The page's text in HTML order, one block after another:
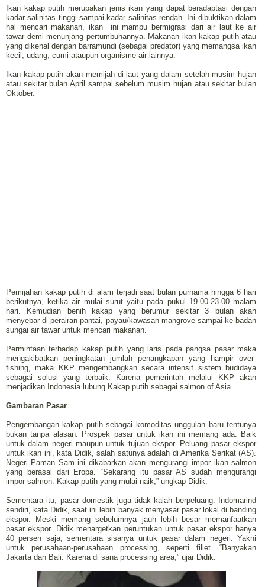
Ikan kakap putih merupakan jenis ikan yang dapat beradaptasi dengan
kadar salinitas tinggi sampai kadar salinitas rendah. Ini dibuktikan dalam
hal mencari makanan, ikan ini mampu bermigrasi dari air laut ke air
tawar demi menunjang pertumbuhannya. Makanan ikan kakap putih atau
yang dikenal dengan barramundi (sebagai predator) yang memangsa ikan
kecil, udang, cumi ataupun organisme air lainnya.
Ikan kakap putih akan memijah di laut yang dalam setelah musim hujan
atau sekitar bulan April sampai sebelum musim hujan atau sekitar bulan
Oktober.
Pemijahan kakap putih di alam terjadi saat bulan purnama hingga 6 hari
berikutnya, ketika air mulai surut yaitu pada pukul 19.00-23.00 malam
hari. Kemudian benih kakap yang berumur sekitar 3 bulan akan
menyebar di perairan pantai, payau/kawasan mangrove sampai ke badan
sungai air tawar untuk mencari makanan.
Permintaan terhadap kakap putih yang laris pada pangsa pasar maka
mengakibatkan peningkatan jumlah penangkapan yang hampir over-
fishing, maka KKP mengembangkan secara intensif sistem budidaya
sebagai solusi yang terbaik. Karena pemerintah melalui KKP akan
menjadikan Indonesia lubung Kakap putih sebagai salmon of Asia.
Gambaran Pasar
Pengembangan kakap putih sebagai komoditas unggulan baru tentunya
bukan tanpa alasan. Prospek pasar untuk ikan ini memang ada. Baik
untuk dalam negeri maupun untuk tujuan ekspor. Peluang pasar ekspor
untuk ikan ini, kata Didik, salah satunya adalah di Amerika Serikat (AS).
Negeri Paman Sam ini dikabarkan akan mengurangi impor ikan salmon
yang berasal dari Eropa. “Sekarang itu pasar AS sudah mengurangi
impor salmon. Kakap putih yang mulai naik,” ungkap Didik.
Sementara itu, pasar domestik juga tidak kalah berpeluang. Indomarind
sendiri, kata Didik, saat ini lebih banyak menyasar pasar lokal di banding
ekspor. Meski memang sebelumnya jauh lebih besar memanfaatkan
pasar ekspor. Didik menargetkan peruntukan untuk pasar ekspor hanya
40 persen saja, sementara sisanya untuk pasar dalam negeri. Yakni
untuk perusahaan-perusahaan processing, seperti fillet. “Banyakan
Jakarta dan Bali. Karena di sana processing area,” ujar Didik.